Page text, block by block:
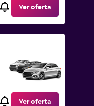
Ver oferta
Ver oferta